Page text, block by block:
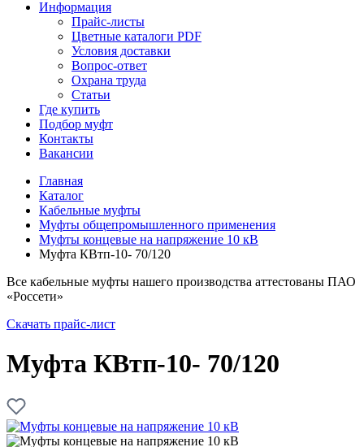
Информация
Прайс-листы
Цветные каталоги PDF
Условия доставки
Вопрос-ответ
Охрана труда
Статьи
Где купить
Подбор муфт
Контакты
Вакансии
Главная
Каталог
Кабельные муфты
Муфты общепромышленного применения
Муфты концевые на напряжение 10 кВ
Муфта КВтп-10- 70/120
Все кабельные муфты нашего производства аттестованы ПАО
«Россети»
Скачать прайс-лист
Муфта КВтп-10- 70/120